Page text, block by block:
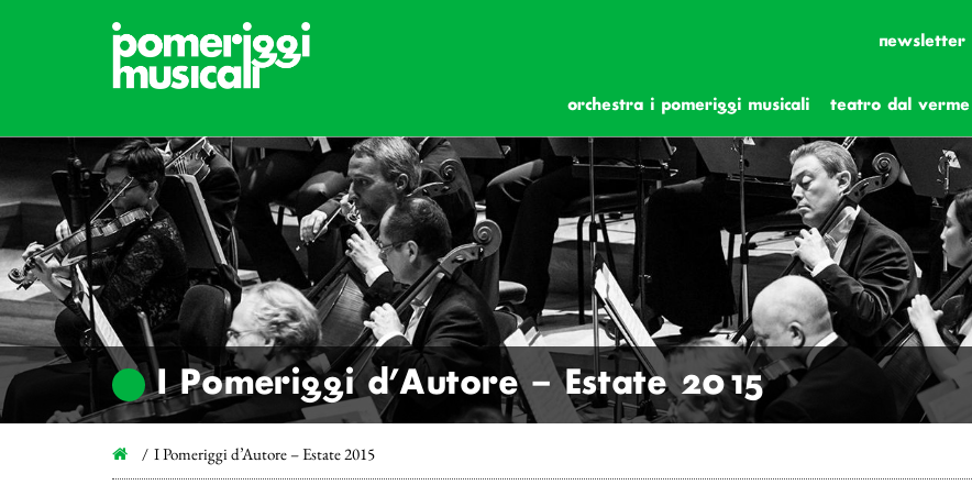
newsletter
orchestra i pomeriggi musicali teatro dal verme
I Pomeriggi d’Autore – Estate 2015
I Pomeriggi d’Autore – Estate 2015